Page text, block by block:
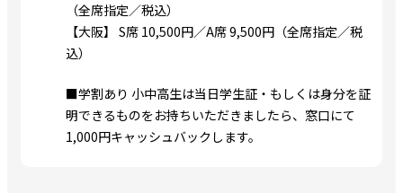
（全席指定／税込）
【大阪】 S席 10,500円／A席 9,500円（全席指定／税
込）
■学割あり 小中高生は当日学生証・もしくは身分を証
明できるものをお持ちいただきましたら、窓口にて
1,000円キャッシュバックします。